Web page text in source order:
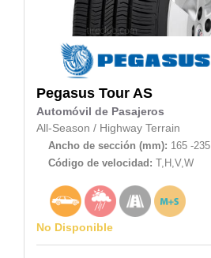
Pegasus Tour AS
Automóvil de Pasajeros
All-Season / Highway Terrain
Ancho de sección (mm): 165 -235
Código de velocidad: T,H,V,W
No Disponible